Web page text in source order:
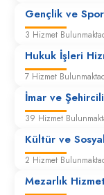
Gençlik ve
3 Hizmet
Hukuk İşleri
7 Hizmet
İmar ve
39 Hizmet
Kültür ve
2 Hizmet
Mezarlık